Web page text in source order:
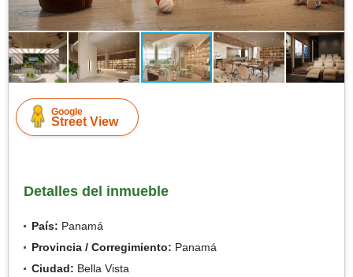
Google
Street View
Detalles del inmueble
País: Panamá
Provincia / Corregimiento: Panamá
Ciudad: Bella Vista